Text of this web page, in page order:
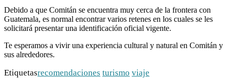
Debido a que Comitán se encuentra muy cerca de la frontera con
Guatemala, es normal encontrar varios retenes en los cuales se les
solicitará presentar una identificación oficial vigente.
Te esperamos a vivir una experiencia cultural y natural en Comitán y
sus alrededores.
Etiquetasrecomendaciones turismo viaje